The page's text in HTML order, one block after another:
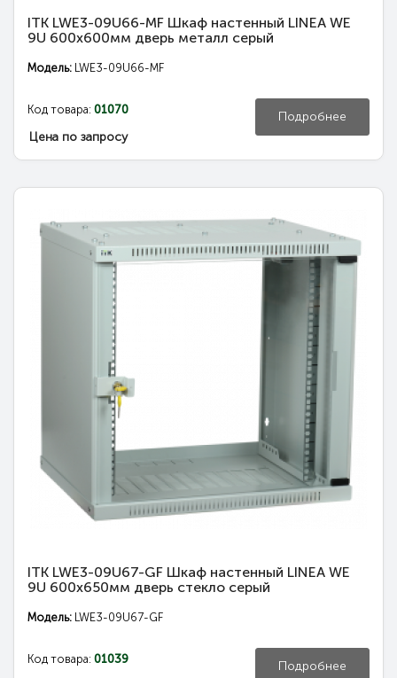
ITK LWE3-09U66-MF Шкаф настенный LINEA WE
9U 600x600мм дверь металл серый
Модель: LWE3-09U66-MF
Код товара: 01070
Цена по запросу
Подробнее
ITK LWE3-09U67-GF Шкаф настенный LINEA WE
9U 600x650мм дверь стекло серый
Модель: LWE3-09U67-GF
Код товара: 01039 Подробнее